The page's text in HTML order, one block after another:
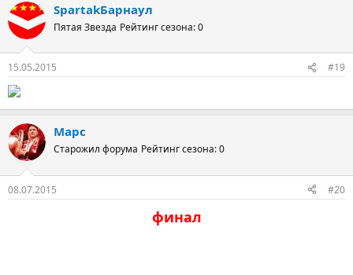
SpartakБарнаул
Пятая Звезда Рейтинг сезона: 0
15.05.2015 #19
Марс
Старожил форума Рейтинг сезона: 0
08.07.2015 #20
финал